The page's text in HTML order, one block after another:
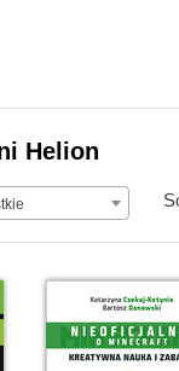
Helion